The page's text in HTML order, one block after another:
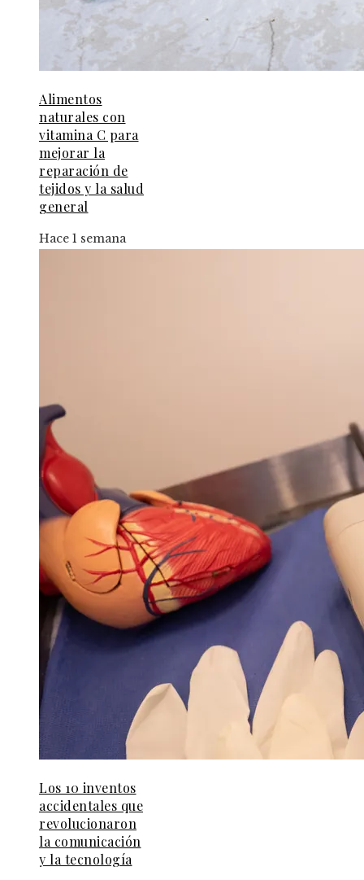
Alimentos
naturales con
vitamina C para
mejorar la
reparación de
tejidos y la salud
general
Hace 1 semana
Los 10 inventos
accidentales que
revolucionaron
la comunicación
y la tecnología